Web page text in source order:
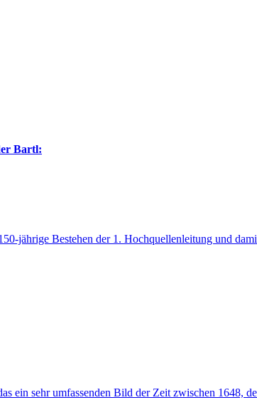
Bartl:
jährige Bestehen der 1. Hochquellenleitung und
ein sehr umfassenden Bild der Zeit zwischen 1648,